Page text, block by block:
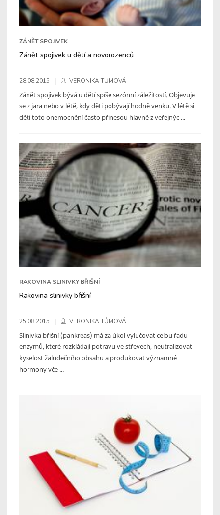
ZÁNĚT SPOJIVEK
Zánět spojivek u dětí a novorozenců
28.08.2015 VERONIKA TŮMOVÁ
Zánět spojivek bývá u dětí spíše sezónní záležitostí. Objevuje
se z jara nebo v létě, kdy děti pobývají hodně venku. V létě si
děti toto onemocnění často přinesou hlavně z veřejnýc ...
RAKOVINA SLINIVKY BŘIŠNÍ
Rakovina slinivky břišní
25.08.2015 VERONIKA TŮMOVÁ
Slinivka břišní (pankreas) má za úkol vylučovat celou řadu
enzymů, které rozkládají potravu ve střevech, neutralizovat
kyselost žaludečního obsahu a produkovat významné
hormony vče ...